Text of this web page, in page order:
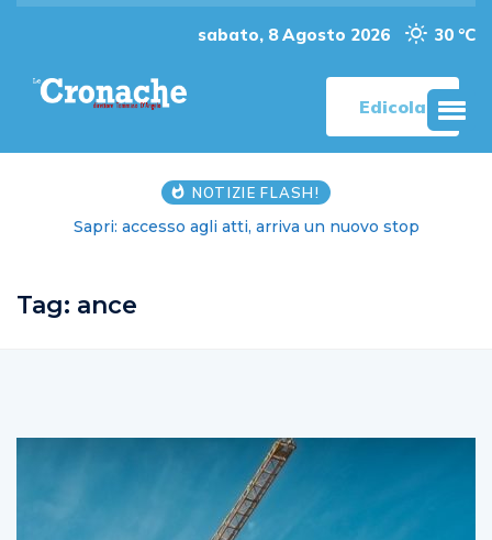
sabato, 8 Agosto 2026 30 °C
Edicola
NOTIZIE FLASH!
Sapri: accesso agli atti, arriva un nuovo stop
Tag: ance